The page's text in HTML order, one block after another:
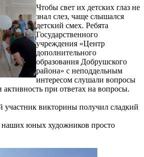
Чтобы свет их детских глаз не
знал слез, чаще слышался
детский смех. Ребята
Государственного
учреждения «Центр
дополнительного
образования Добрушского
района» с неподдельным
интересом слушали вопросы
при ответах на вопросы.
викторины получил сладкий
наших юных художников просто